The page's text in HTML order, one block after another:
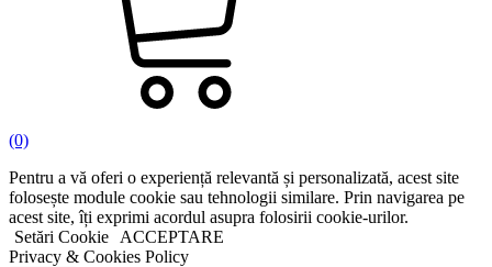
(0)
Pentru a vă oferi o experiență relevantă și personalizată, acest site
folosește module cookie sau tehnologii similare. Prin navigarea pe
acest site, îți exprimi acordul asupra folosirii cookie-urilor.
Setări Cookie
ACCEPTARE
Privacy & Cookies Policy